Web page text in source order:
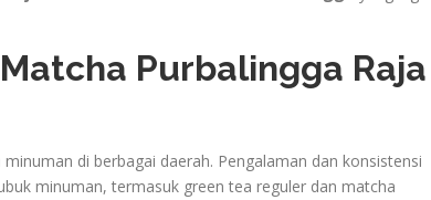
Purbalingga Raja
di berbagai daerah. Pengalaman dan konsistensi
minuman, termasuk green tea reguler dan matcha